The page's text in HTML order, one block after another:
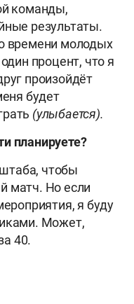
команды,
результаты.
времени молодых
процент, что я
произойдёт
будет
(улыбается).
планируете?
чтобы
матч. Но если
я буду
Может,
40.